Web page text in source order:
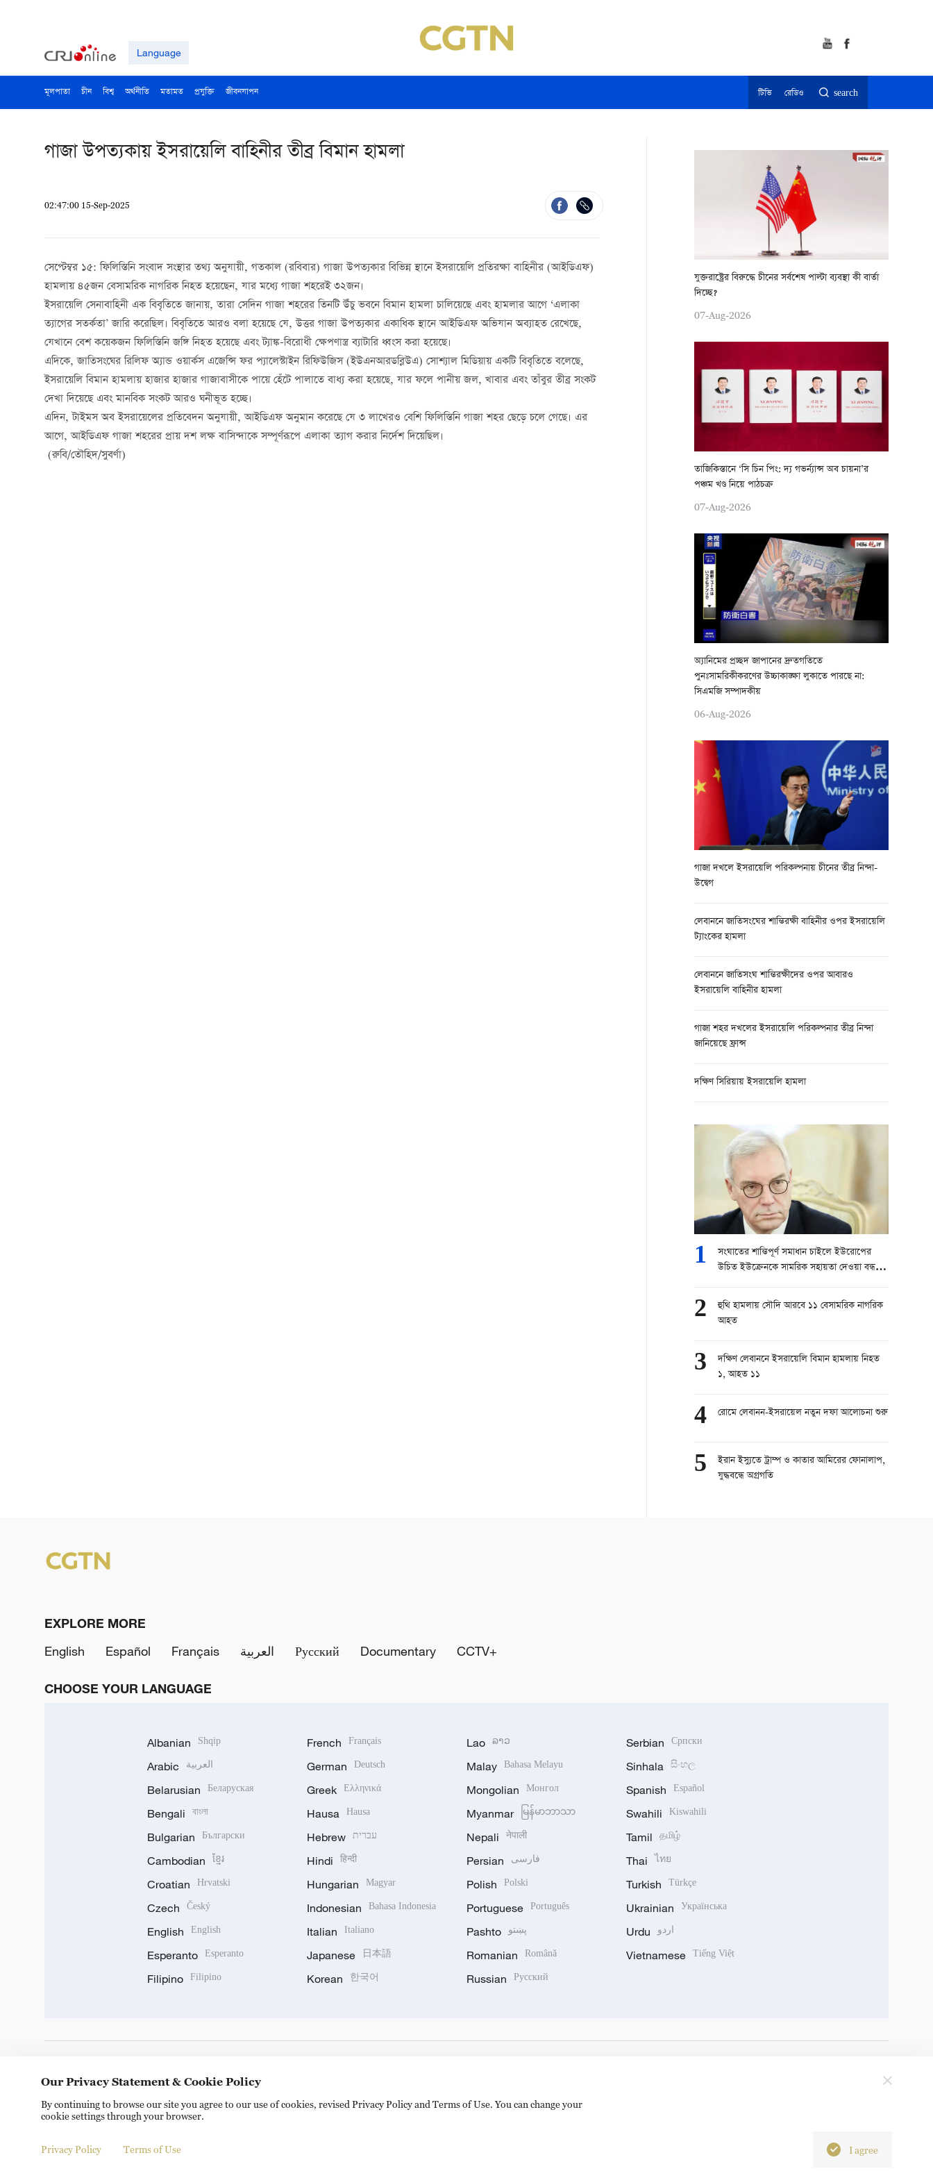
Language
মূলপাতা চীন বিশ্ব অর্থনীতি মতামত প্রযুক্তি জীবনযাপন টিভি রেডিও search
গাজা উপত্যকায় ইসরায়েলি বাহিনীর তীব্র বিমান হামলা
02:47:00 15-Sep-2025
সেপ্টেম্বর ১৫: ফিলিস্তিনি সংবাদ সংস্থার তথ্য অনুযায়ী, গতকাল (রবিবার) গাজা উপত্যকার বিভিন্ন স্থানে ইসরায়েলি প্রতিরক্ষা বাহিনীর (আইডিএফ)
হামলায় ৪৫জন বেসামরিক নাগরিক নিহত হয়েছেন, যার মধ্যে গাজা শহরেই ৩২জন।
ইসরায়েলি সেনাবাহিনী এক বিবৃতিতে জানায়, তারা সেদিন গাজা শহরের তিনটি উঁচু ভবনে বিমান হামলা চালিয়েছে এবং হামলার আগে ‘এলাকা
ত্যাগের সতর্কতা’ জারি করেছিল। বিবৃতিতে আরও বলা হয়েছে যে, উত্তর গাজা উপত্যকার একাধিক স্থানে আইডিএফ অভিযান অব্যাহত রেখেছে,
যেখানে বেশ কয়েকজন ফিলিস্তিনি জঙ্গি নিহত হয়েছে এবং ট্যাঙ্ক-বিরোধী ক্ষেপণাস্ত্র ব্যাটারি ধ্বংস করা হয়েছে।
এদিকে, জাতিসংঘের রিলিফ অ্যান্ড ওয়ার্কস এজেন্সি ফর প্যালেস্টাইন রিফিউজিস (ইউএনআরডব্লিউএ) সোশ্যাল মিডিয়ায় একটি বিবৃতিতে বলেছে,
ইসরায়েলি বিমান হামলায় হাজার হাজার গাজাবাসীকে পায়ে হেঁটে পালাতে বাধ্য করা হয়েছে, যার ফলে পানীয় জল, খাবার এবং তাঁবুর তীব্র সংকট
দেখা দিয়েছে এবং মানবিক সংকট আরও ঘনীভূত হচ্ছে।
এদিন, টাইমস অব ইসরায়েলের প্রতিবেদন অনুযায়ী, আইডিএফ অনুমান করেছে যে ৩ লাখেরও বেশি ফিলিস্তিনি গাজা শহর ছেড়ে চলে গেছে। এর
আগে, আইডিএফ গাজা শহরের প্রায় দশ লক্ষ বাসিন্দাকে সম্পূর্ণরূপে এলাকা ত্যাগ করার নির্দেশ দিয়েছিল।
(রুবি/তৌহিদ/সুবর্ণা)
যুক্তরাষ্ট্রের বিরুদ্ধে চীনের সর্বশেষ পাল্টা ব্যবস্থা কী বার্তা
দিচ্ছে?
07-Aug-2026
তাজিকিস্তানে ‘সি চিন পিং: দ্য গভর্ন্যান্স অব চায়না’র
পঞ্চম খণ্ড নিয়ে পাঠচক্র
07-Aug-2026
অ্যানিমের প্রচ্ছদ জাপানের দ্রুতগতিতে
পুনঃসামরিকীকরণের উচ্চাকাঙ্ক্ষা লুকাতে পারছে না:
সিএমজি সম্পাদকীয়
06-Aug-2026
গাজা দখলে ইসরায়েলি পরিকল্পনায় চীনের তীব্র নিন্দা-
উদ্বেগ
লেবাননে জাতিসংঘের শান্তিরক্ষী বাহিনীর ওপর ইসরায়েলি
ট্যাংকের হামলা
লেবাননে জাতিসংঘ শান্তিরক্ষীদের ওপর আবারও
ইসরায়েলি বাহিনীর হামলা
গাজা শহর দখলের ইসরায়েলি পরিকল্পনার তীব্র নিন্দা
জানিয়েছে ফ্রান্স
দক্ষিণ সিরিয়ায় ইসরায়েলি হামলা
1
সংঘাতের শান্তিপূর্ণ সমাধান চাইলে ইউরোপের
উচিত ইউক্রেনকে সামরিক সহায়তা দেওয়া বন্ধ
2
হুথি হামলায় সৌদি আরবে ১১ বেসামরিক নাগরিক
আহত
3
দক্ষিণ লেবাননে ইসরায়েলি বিমান হামলায় নিহত
১, আহত ১১
4 রোমে লেবানন-ইসরায়েল নতুন দফা আলোচনা শুরু
5
ইরান ইস্যুতে ট্রাম্প ও কাতার আমিরের ফোনালাপ,
যুদ্ধবন্ধে অগ্রগতি
EXPLORE MORE
English
Español Français العربية Русский Documentary CCTV+
CHOOSE YOUR LANGUAGE
Albanian Shqip
Arabic العربية
Belarusian Беларуская
Bengali বাংলা
Bulgarian Български
Cambodian ខ្មែរ
Croatian Hrvatski
Czech Český
English English
Esperanto Esperanto
Filipino Filipino
French Français
German Deutsch
Greek Ελληνικά
Hausa Hausa
Hebrew עברית
Hindi हिन्दी
Hungarian Magyar
Indonesian Bahasa Indonesia
Italian Italiano
Japanese 日本語
Korean 한국어
Lao ລາວ
Malay Bahasa Melayu
Mongolian Монгол
Myanmar မြန်မာဘာသာ
Nepali नेपाली
Persian فارسی
Polish Polski
Portuguese Português
Pashto پښتو
Romanian Română
Russian Русский
Serbian Српски
Sinhala සිංහල
Spanish Español
Swahili Kiswahili
Tamil தமிழ்
Thai ไทย
Turkish Türkçe
Ukrainian Українська
Urdu اردو
Vietnamese Tiếng Việt
© China Radio International.CRI. All Rights Reserved. 16A Shijingshan Road, Beijing, China. 100040
Our Privacy Statement & Cookie Policy
By continuing to browse our site you agree to our use of cookies, revised Privacy Policy and Terms of Use. You can change your
cookie settings through your browser.
Privacy Policy Terms of Use I agree